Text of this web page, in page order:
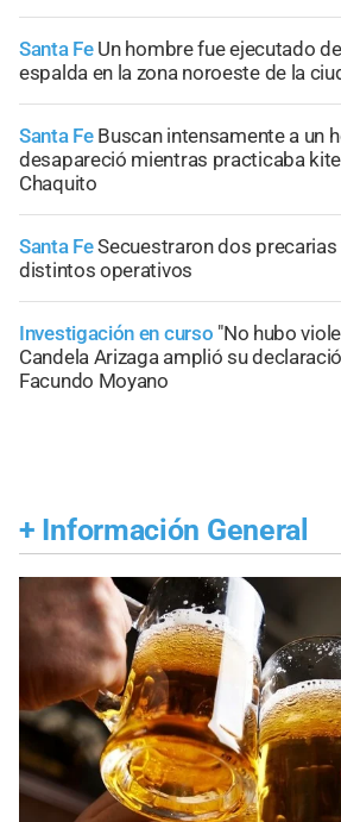
Santa Fe Un hombre fue ejecutado
espalda en la zona noroeste de la
Santa Fe Buscan intensamente a un
desapareció mientras practicaba
Chaquito
Santa FeSecuestraron dos precarias
distintos operativos
Investigación en curso "No hubo
Candela Arizaga amplió su
Facundo Moyano
+ Información General